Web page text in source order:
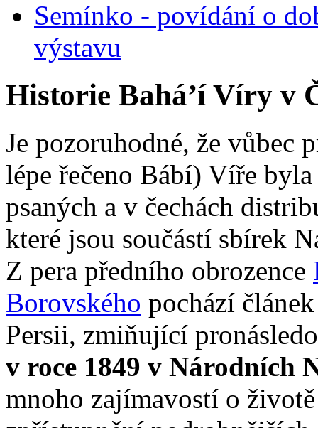
Semínko - povídání o
výstavu
Historie Bahá’í Víry v
Je pozoruhodné, že vůbec
lépe řečeno Bábí) Víře
psaných a v čechách
které jsou součástí sbírek
Z pera předního obrozence
Borovského pochází
Persii, zmiňující
v roce 1849 v Národních
mnoho zajímavostí o